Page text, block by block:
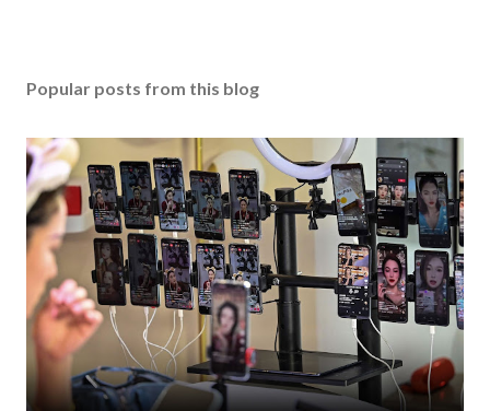
Popular posts from this blog